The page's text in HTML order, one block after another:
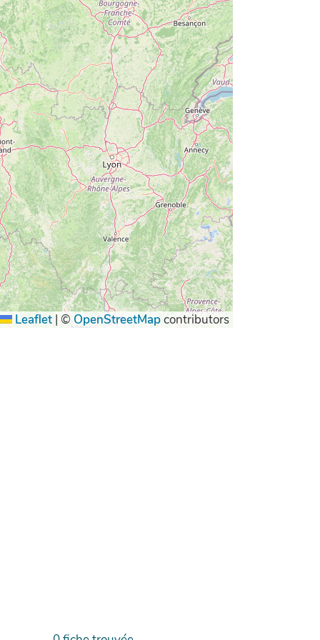
Leaflet | © OpenStreetMapcontributors